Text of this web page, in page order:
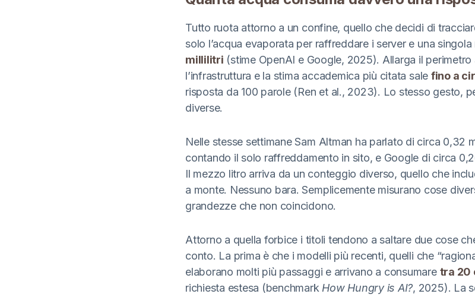
Tutto ruota attorno a un confine, quello che decidi di
solo l’acqua evaporata per raffreddare i server e una
millilitri (stime OpenAI e Google, 2025). Allarga il perimetro
l’infrastruttura e la stima accademica più citata sale fino a
risposta da 100 parole (Ren et al., 2023). Lo stesso gesto,
diverse.
Nelle stesse settimane Sam Altman ha parlato di circa 0,32
contando il solo raffreddamento in sito, e Google di circa
Il mezzo litro arriva da un conteggio diverso, quello che
a monte. Nessuno bara. Semplicemente misurano cose
grandezze che non coincidono.
Attorno a quella forbice i titoli tendono a saltare due cose
conto. La prima è che i modelli più recenti, quelli che
elaborano molti più passaggi e arrivano a consumare tra 20
richiesta estesa (benchmark How Hungry is AI?, 2025). La